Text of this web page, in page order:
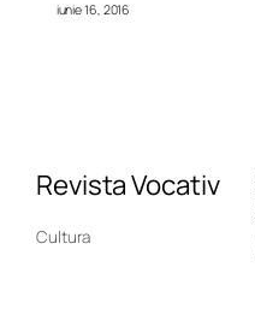
iunie 16, 2016
Revista Vocativ
Cultura